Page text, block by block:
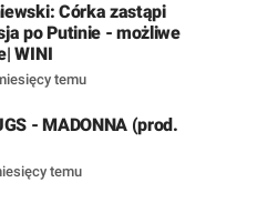
Córka zastąpi
po Putinie - możliwe
WINI
temu
- MADONNA (prod.
temu